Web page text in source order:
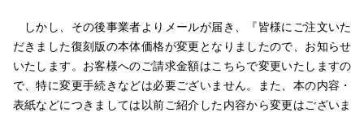
しかし、その後事業者よりメールが届き、『皆様にご注文いた
だきました復刻版の本体価格が変更となりましたので、お知らせ
いたします。お客様へのご請求金額はこちらで変更いたしますの
で、特に変更手続きなどは必要ございません。また、本の内容・
表紙などにつきましては以前ご紹介した内容から変更はございま